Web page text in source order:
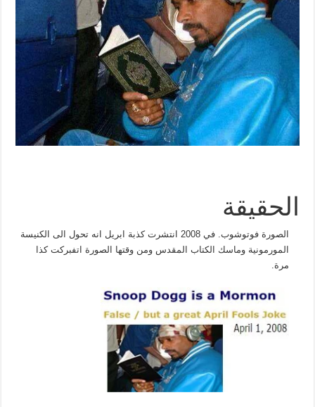
الحقيقة
الصورة فوتوشوب. في 2008 انتشرت كذبة ابريل انه تحول الى الكنيسة
المورمونية وماسك الكتاب المقدس ومن وقتها الصورة اتفبركت كذا
مرة.